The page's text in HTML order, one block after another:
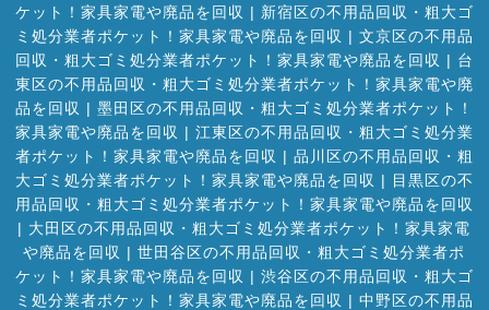
ケット！家具家電や廃品を回収 | 新宿区の不用品回収・粗大ゴ
ミ処分業者ポケット！家具家電や廃品を回収 | 文京区の不用品
回収・粗大ゴミ処分業者ポケット！家具家電や廃品を回収 | 台
東区の不用品回収・粗大ゴミ処分業者ポケット！家具家電や廃
品を回収 | 墨田区の不用品回収・粗大ゴミ処分業者ポケット！
家具家電や廃品を回収 | 江東区の不用品回収・粗大ゴミ処分業
者ポケット！家具家電や廃品を回収 | 品川区の不用品回収・粗
大ゴミ処分業者ポケット！家具家電や廃品を回収 | 目黒区の不
用品回収・粗大ゴミ処分業者ポケット！家具家電や廃品を回収
| 大田区の不用品回収・粗大ゴミ処分業者ポケット！家具家電
や廃品を回収 | 世田谷区の不用品回収・粗大ゴミ処分業者ポ
ケット！家具家電や廃品を回収 | 渋谷区の不用品回収・粗大ゴ
ミ処分業者ポケット！家具家電や廃品を回収 | 中野区の不用品